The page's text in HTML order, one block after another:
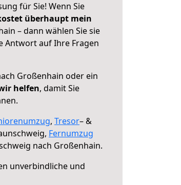
für Sie! Wenn Sie
überhaupt mein
– dann wählen Sie sie
Antwort auf Ihre Fragen
Großenhain oder ein
helfen, damit Sie
, Tresor– &
Fernumzug
nach Großenhain.
unverbindliche und